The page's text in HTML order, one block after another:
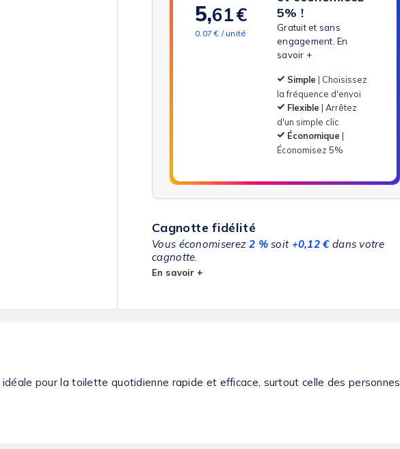
5,61€
0.07 € / unité
5% !
Gratuit et sans
engagement.En
savoir +
Simple | Choisissez
la fréquence d'envoi
Flexible | Arrêtez
d'un simple clic
Économique |
Économisez 5%
Cagnotte fidélité
Vous économiserez2 %soit +0,12 € dans votre
cagnotte.
En savoir +
pour la toilette quotidienne rapide et efficace, surtout celle des personnes